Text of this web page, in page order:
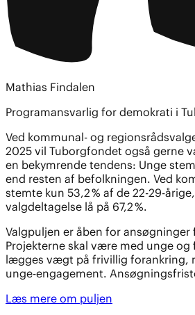
Mathias Findalen
Programansvarlig for demokrati i
Ved kommunal- og
2025 vil Tuborgfondet også gerne
en bekymrende tendens: Unge
end resten af befolkningen. Ved
stemte kun 53,2 % af de 22-29-
valgdeltagelse lå på 67,2 %.
Valgpuljen er åben for ansøgninger
Projekterne skal være med unge
lægges vægt på frivillig forankring,
unge-engagement.
Læs mere om puljen